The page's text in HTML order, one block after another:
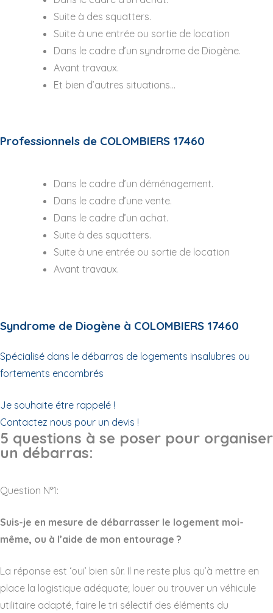
Suite à des squatters.
Suite à une entrée ou sortie de location
Dans le cadre d’un syndrome de Diogène.
Avant travaux.
Et bien d’autres situations…
Professionnels de COLOMBIERS 17460
Dans le cadre d’un déménagement.
Dans le cadre d’une vente.
Dans le cadre d’un achat.
Suite à des squatters.
Suite à une entrée ou sortie de location
Avant travaux.
Syndrome de Diogène à COLOMBIERS 17460
Spécialisé dans le débarras de logements insalubres ou
fortements encombrés
Je souhaite étre rappelé !
Contactez nous pour un devis !
5 questions à se poser pour organiser
un débarras:
Question N°1:
Suis-je en mesure de débarrasser le logement moi-
même, ou à l’aide de mon entourage ?
La réponse est ‘oui’ bien sûr. Il ne reste plus qu’à mettre en
place la logistique adéquate; louer ou trouver un véhicule
utilitaire adapté, faire le tri sélectif des éléments du